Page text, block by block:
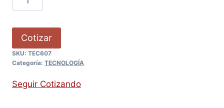
Cotizar
SKU: TEC607
Categoría: TECNOLOGÍA
Seguir Cotizando